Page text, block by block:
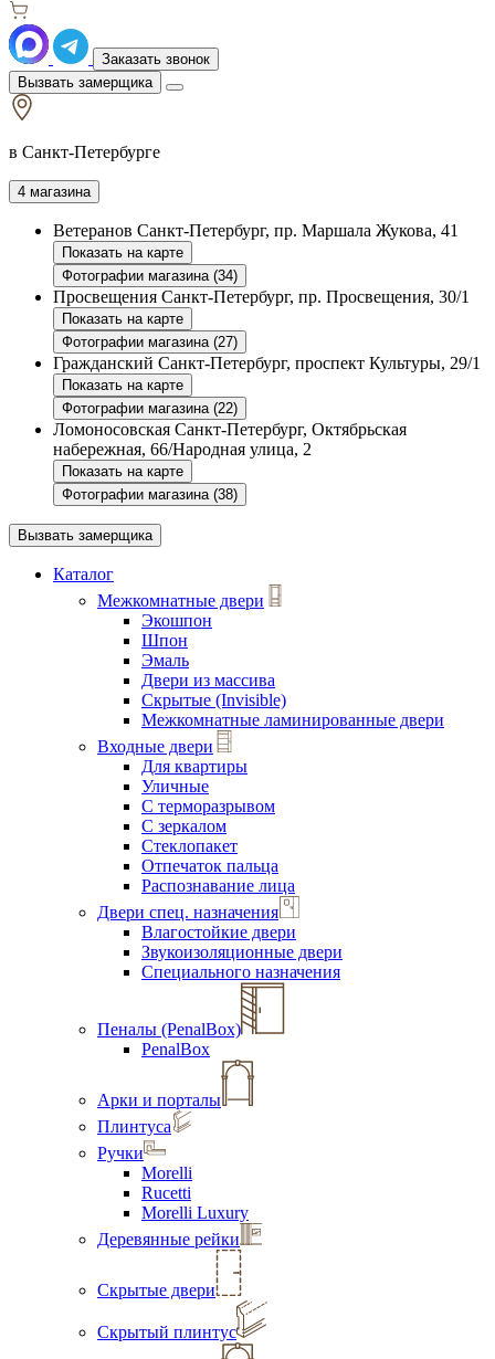
Заказать звонок
Вызвать замерщика
в Санкт-Петербурге
4 магазина
Ветеранов Санкт-Петербург, пр. Маршала Жукова, 41
Показать на карте
Фотографии магазина (34)
Просвещения Санкт-Петербург, пр. Просвещения, 30/1
Показать на карте
Фотографии магазина (27)
Гражданский Санкт-Петербург, проспект Культуры, 29/1
Показать на карте
Фотографии магазина (22)
Ломоносовская Санкт-Петербург, Октябрьская
набережная, 66/Народная улица, 2
Показать на карте
Фотографии магазина (38)
Вызвать замерщика
Каталог
Межкомнатные двери
Экошпон
Шпон
Эмаль
Двери из массива
Скрытые (Invisible)
Межкомнатные ламинированные двери
Входные двери
Для квартиры
Уличные
С терморазрывом
С зеркалом
Стеклопакет
Отпечаток пальца
Распознавание лица
Двери спец. назначения
Влагостойкие двери
Звукоизоляционные двери
Специального назначения
Пеналы (PenalBox)
PenalBox
Арки и порталы
Плинтуса
Ручки
Morelli
Rucetti
Morelli Luxury
Деревянные рейки
Скрытые двери
Скрытый плинтус